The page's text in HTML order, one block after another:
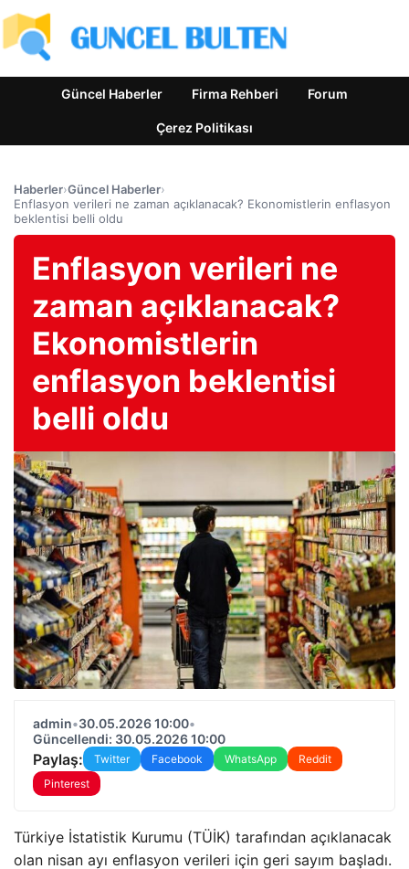
Güncel Haberler Firma Rehberi Forum
Çerez Politikası
Haberler›Güncel Haberler›
Enflasyon verileri ne zaman açıklanacak? Ekonomistlerin enflasyon
beklentisi belli oldu
Enflasyon verileri ne
zaman açıklanacak?
Ekonomistlerin
enflasyon beklentisi
belli oldu
admin•30.05.2026 10:00•
Güncellendi: 30.05.2026 10:00
Paylaş: Twitter Facebook WhatsApp
Reddit
Pinterest
Türkiye İstatistik Kurumu (TÜİK) tarafından açıklanacak
olan nisan ayı enflasyon verileri için geri sayım başladı.